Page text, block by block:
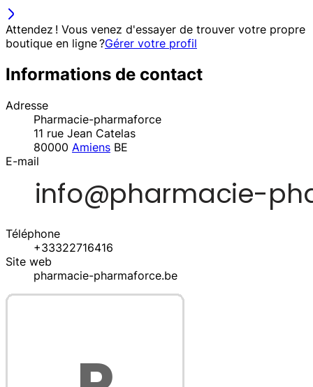
Attendez ! Vous venez d'essayer de trouver votre propre
boutique en ligne ?Gérer votre profil
Informations de contact
Adresse
Pharmacie-pharmaforce
11 rue Jean Catelas
80000 Amiens BE
E-mail
Téléphone
+33322716416
Site web
pharmacie-pharmaforce.be